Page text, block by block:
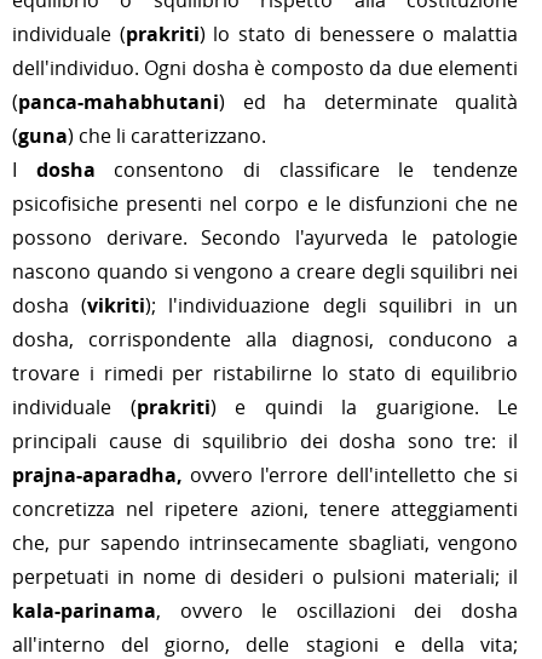
individuale (prakriti) lo stato di benessere o malattia
dell'individuo. Ogni dosha è composto da due elementi
(panca-mahabhutani) ed ha determinate qualità
(guna) che li caratterizzano.
I dosha consentono di classificare le tendenze
psicofisiche presenti nel corpo e le disfunzioni che ne
possono derivare. Secondo l'ayurveda le patologie
nascono quando si vengono a creare degli squilibri nei
dosha (vikriti); l'individuazione degli squilibri in un
dosha, corrispondente alla diagnosi, conducono a
trovare i rimedi per ristabilirne lo stato di equilibrio
individuale (prakriti) e quindi la guarigione. Le
principali cause di squilibrio dei dosha sono tre: il
prajna-aparadha, ovvero l'errore dell'intelletto che si
concretizza nel ripetere azioni, tenere atteggiamenti
che, pur sapendo intrinsecamente sbagliati, vengono
perpetuati in nome di desideri o pulsioni materiali; il
kala-parinama, ovvero le oscillazioni dei dosha
all'interno del giorno, delle stagioni e della vita;